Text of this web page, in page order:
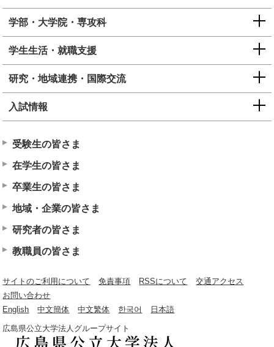
学部・大学院・専攻科
学生生活・就職支援
研究・地域連携・国際交流
入試情報
受験生の皆さま
在学生の皆さま
卒業生の皆さま
地域・企業の皆さま
研究者の皆さま
教職員の皆さま
サイトのご利用について 免責事項 RSSについて
交通アクセス
お問い合わせ
English
中文簡体 中文繁体 한국어 日本語
広島県公立大学法人グループサイト